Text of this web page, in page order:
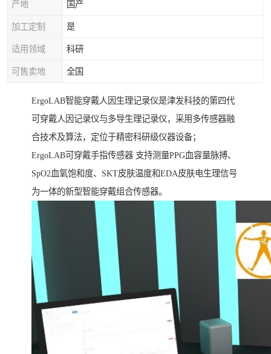
产地 国产
加工定制 是
适用领域 科研
可售卖地 全国
ErgoLAB智能穿戴人因生理记录仪是津发科技的第四代
可穿戴人因记录仪与多导生理记录仪，采用多传感器融
合技术及算法，定位于精密科研级仪器设备；
ErgoLAB可穿戴手指传感器 支持测量PPG血容量脉搏、
SpO2血氧饱和度、SKT皮肤温度和EDA皮肤电生理信号
为一体的新型智能穿戴组合传感器。